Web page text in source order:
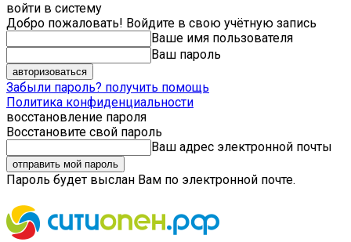
войти в систему
Добро пожаловать! Войдите в свою учётную запись
Ваше имя пользователя
Ваш пароль
Забыли пароль? получить помощь
Политика конфиденциальности
восстановление пароля
Восстановите свой пароль
Ваш адрес электронной почты
Пароль будет выслан Вам по электронной почте.